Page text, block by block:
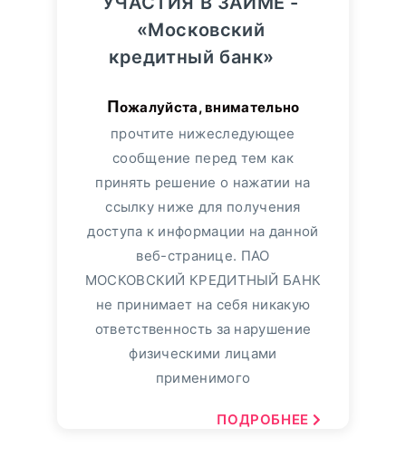
«Московский
кредитный банк»
Пожалуйста, внимательно
прочтите нижеследующее
сообщение перед тем как
принять решение о нажатии на
ссылку ниже для получения
доступа к информации на данной
веб-странице. ПАО
МОСКОВСКИЙ КРЕДИТНЫЙ БАНК
не принимает на себя никакую
ответственность за нарушение
физическими лицами
применимого
ПОДРОБНЕЕ